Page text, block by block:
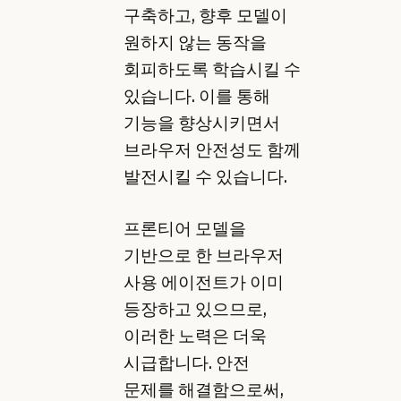
구축하고, 향후 모델이
원하지 않는 동작을
회피하도록 학습시킬 수
있습니다. 이를 통해
기능을 향상시키면서
브라우저 안전성도 함께
발전시킬 수 있습니다.
프론티어 모델을
기반으로 한 브라우저
사용 에이전트가 이미
등장하고 있으므로,
이러한 노력은 더욱
시급합니다. 안전
문제를 해결함으로써,